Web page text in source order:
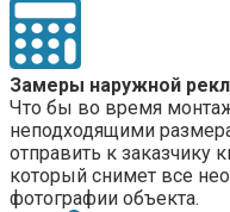
Замеры наружной
Что бы во время
неподходящими
отправить к заказчику
который снимет все
фотографии объекта.